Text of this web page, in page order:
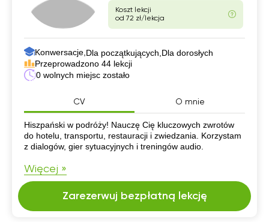
Koszt lekcji
od 72 zł/lekcja
Konwersacje, Dla początkujących, Dla dorosłych
Przeprowadzono 44 lekcji
0 wolnych miejsc zostało
CV O mnie
CV
Hiszpański w podróży! Nauczę Cię kluczowych zwrotów
do hotelu, transportu, restauracji i zwiedzania. Korzystam
z dialogów, gier sytuacyjnych i treningów audio.
Więcej »
Zarezerwuj bezpłatną lekcję